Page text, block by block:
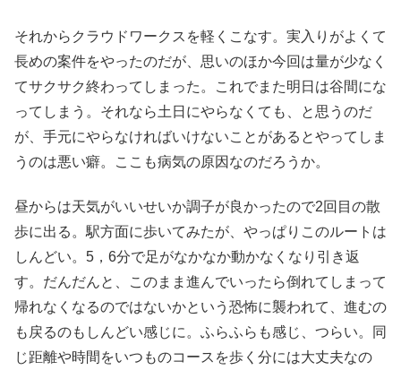
それからクラウドワークスを軽くこなす。実入りがよくて
長めの案件をやったのだが、思いのほか今回は量が少なく
てサクサク終わってしまった。これでまた明日は谷間にな
ってしまう。それなら土日にやらなくても、と思うのだ
が、手元にやらなければいけないことがあるとやってしま
うのは悪い癖。ここも病気の原因なのだろうか。
昼からは天気がいいせいか調子が良かったので2回目の散
歩に出る。駅方面に歩いてみたが、やっぱりこのルートは
しんどい。5，6分で足がなかなか動かなくなり引き返
す。だんだんと、このまま進んでいったら倒れてしまって
帰れなくなるのではないかという恐怖に襲われて、進むの
も戻るのもしんどい感じに。ふらふらも感じ、つらい。同
じ距離や時間をいつものコースを歩く分には大丈夫なの